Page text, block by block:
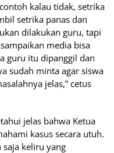
kalau tidak, setrika
setrika panas dan
dilakukan guru, tapi
media bisa
guru itu dipanggil dan
sudah minta agar siswa
jelas,” cetus
jelas bahwa Ketua
kasus secara utuh.
saja keliru yang